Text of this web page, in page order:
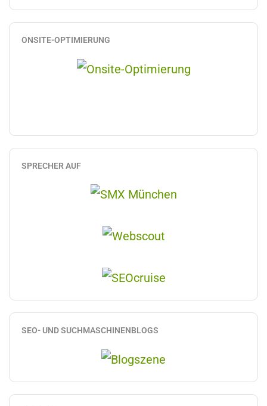
ONSITE-OPTIMIERUNG
SPRECHER AUF
SEO- UND SUCHMASCHINENBLOGS